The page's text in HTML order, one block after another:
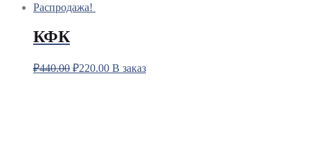
Распродажа!
КФК
₽440.00 ₽220.00 В заказ